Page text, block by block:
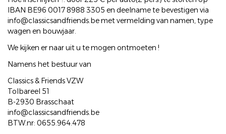
IBAN BE96 0017 8988 3305 en deelname te bevestigen via
info@classicsandfriends.be met vermelding van namen, type
wagen en bouwjaar.
We kijken er naar uit u te mogen ontmoeten !
Namens het bestuur van
Classics & Friends VZW
Tolbareel 51
B-2930 Brasschaat
info@classicsandfriends.be
BTW.nr: 0655.964.478